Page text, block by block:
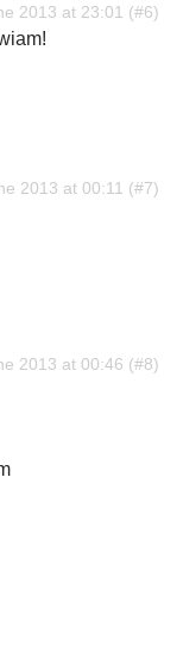
2013 at 23:01
2013 at 00:11
2013 at 00:46